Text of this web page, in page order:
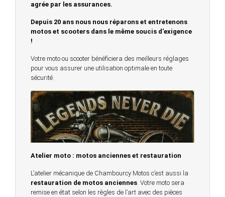
agrée par les assurances.
Depuis 20 ans nous nous réparons et entretenons
motos et scooters dans le même soucis d'exigence
!
Votre moto ou scooter bénéficiera des meilleurs réglages
pour vous assurer une utilisation optimale en toute
sécurité.
Atelier moto : motos anciennes et restauration
L’atelier mécanique de Chambourcy Motos c’est aussi la
restauration de motos anciennes. Votre moto sera
remise en état selon les règles de l’art avec des pièces